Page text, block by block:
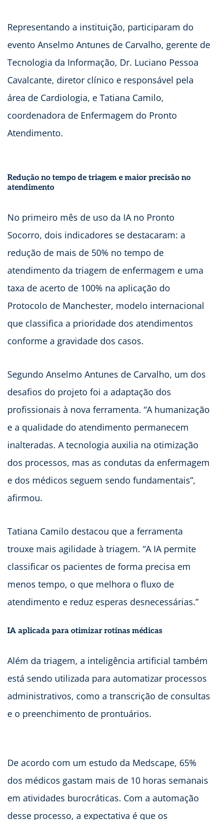
Representando a instituição, participaram do
evento Anselmo Antunes de Carvalho, gerente de
Tecnologia da Informação, Dr. Luciano Pessoa
Cavalcante, diretor clínico e responsável pela
área de Cardiologia, e Tatiana Camilo,
coordenadora de Enfermagem do Pronto
Atendimento.
Redução no tempo de triagem e maior precisão no
atendimento
No primeiro mês de uso da IA no Pronto
Socorro, dois indicadores se destacaram: a
redução de mais de 50% no tempo de
atendimento da triagem de enfermagem e uma
taxa de acerto de 100% na aplicação do
Protocolo de Manchester, modelo internacional
que classifica a prioridade dos atendimentos
conforme a gravidade dos casos.
Segundo Anselmo Antunes de Carvalho, um dos
desafios do projeto foi a adaptação dos
profissionais à nova ferramenta. “A humanização
e a qualidade do atendimento permanecem
inalteradas. A tecnologia auxilia na otimização
dos processos, mas as condutas da enfermagem
e dos médicos seguem sendo fundamentais”,
afirmou.
Tatiana Camilo destacou que a ferramenta
trouxe mais agilidade à triagem. “A IA permite
classificar os pacientes de forma precisa em
menos tempo, o que melhora o fluxo de
atendimento e reduz esperas desnecessárias.”
IA aplicada para otimizar rotinas médicas
Além da triagem, a inteligência artificial também
está sendo utilizada para automatizar processos
administrativos, como a transcrição de consultas
e o preenchimento de prontuários.
De acordo com um estudo da Medscape, 65%
dos médicos gastam mais de 10 horas semanais
em atividades burocráticas. Com a automação
desse processo, a expectativa é que os